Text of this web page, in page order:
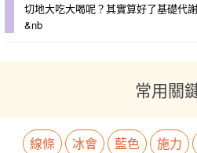
切地大吃大喝呢？其實算好了基礎代
&nb
常用關
線條 冰會 藍色 施力